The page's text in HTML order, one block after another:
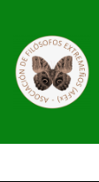
Saltar
al
contenido